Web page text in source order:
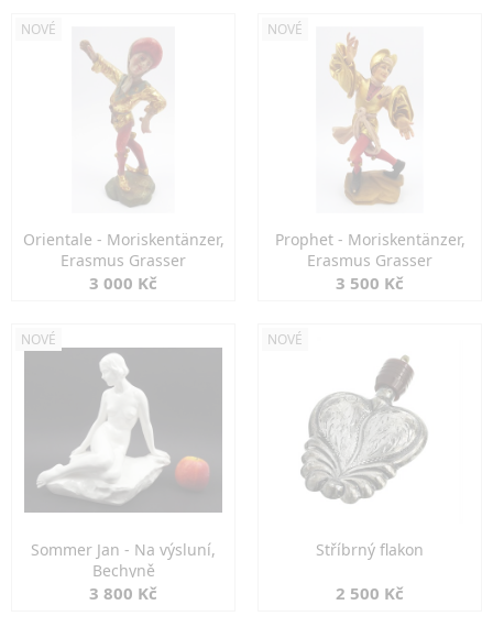
NOVÉ
Orientale - Moriskentänzer,
Erasmus Grasser
3 000 Kč
NOVÉ
Prophet - Moriskentänzer,
Erasmus Grasser
3 500 Kč
NOVÉ
Sommer Jan - Na výsluní,
Bechyně
3 800 Kč
NOVÉ
Stříbrný flakon
2 500 Kč